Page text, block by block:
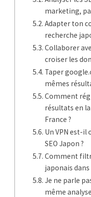
marketing,
Adapter ton
recherche
Collaborer
croiser les
Taper
mêmes
Comment
résultats en
France ?
Un VPN est-
SEO Japon ?
Comment
japonais
Je ne parle
même